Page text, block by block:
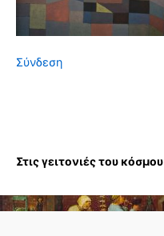
Σύνδεση
Στις γειτονιές του κόσμου